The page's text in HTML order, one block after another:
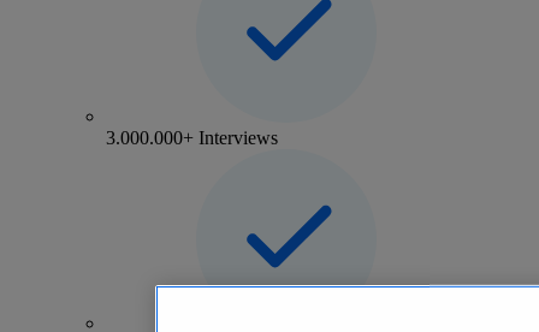
3.000.000+ Interviews